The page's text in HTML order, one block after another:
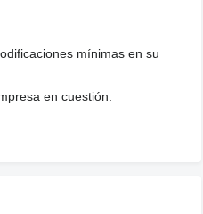
mínimas en su
en cuestión.